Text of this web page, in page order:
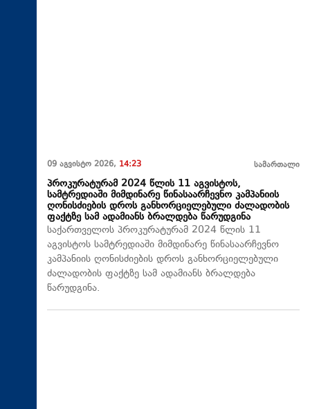
09 აგვისტო 2026, 14:23 სამართალი
პროკურატურამ 2024 წლის 11 აგვისტოს,
სამტრედიაში მიმდინარე წინასაარჩევნო კამპანიის
ღონისძიების დროს განხორციელებული ძალადობის
ფაქტზე სამ ადამიანს ბრალდება წარუდგინა
საქართველოს პროკურატურამ 2024 წლის 11
აგვისტოს სამტრედიაში მიმდინარე წინასაარჩევნო
კამპანიის ღონისძიების დროს განხორციელებული
ძალადობის ფაქტზე სამ ადამიანს ბრალდება
წარუდგინა.